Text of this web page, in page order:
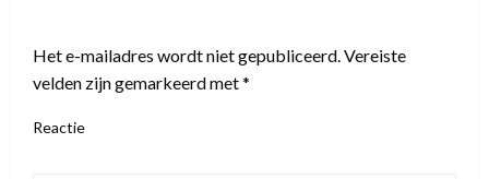
Het e-mailadres wordt niet gepubliceerd.Vereiste
velden zijn gemarkeerd met*
Reactie